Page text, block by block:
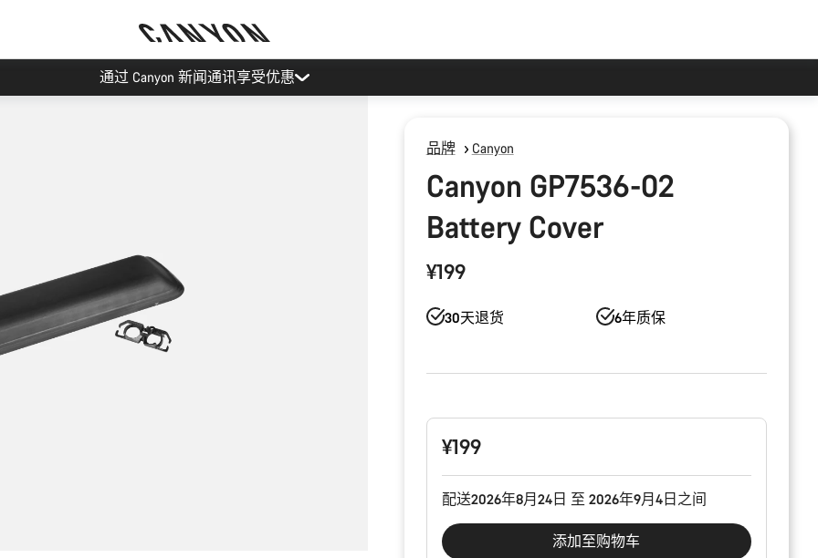
通过 Canyon 新闻通讯享受优惠
品牌 Canyon
Canyon GP7536-02
Battery Cover
¥199
30天退货 6年质保
配
¥199
配送2026年8月24日 至 2026年9月4日之间
添加至购物车